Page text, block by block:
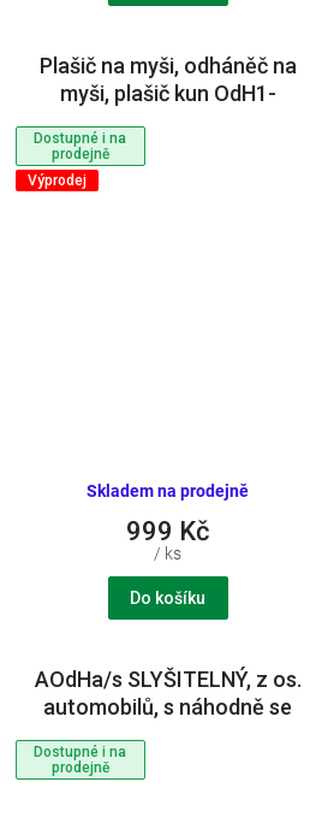
Dostupné i na
prodejně
Výprodej
Plašič na myši, odháněč na
myši, plašič kun OdH1-
SUPERMAX včetně adaptéru
Skladem na prodejně
999 Kč
/ ks
Do košíku
Dostupné i na
prodejně
AOdHa/s SLYŠITELNÝ, z os.
automobilů, s náhodně se
měnícím zvukem